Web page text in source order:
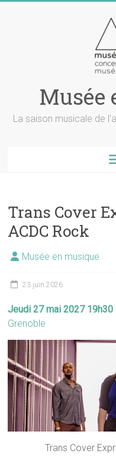
Musée
La saison musicale de
Trans Cover
ACDC Rock
Musée en musique
23 juin 2026
Jeudi 27 mai 2027 19h30
Grenoble
Trans Cover